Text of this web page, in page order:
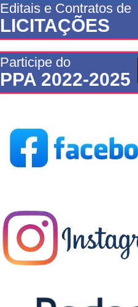
Editais e Contratos de
LICITAÇÕES
Participe do
PPA 2022-2025